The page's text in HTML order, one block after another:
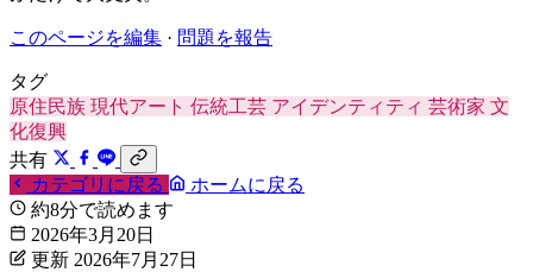
このページを編集 · 問題を報告
タグ
原住民族 現代アート 伝統工芸 アイデンティティ 芸術家 文
化復興
共有
カテゴリに戻る
ホームに戻る
約8分で読めます
2026年3月20日
更新 2026年7月27日